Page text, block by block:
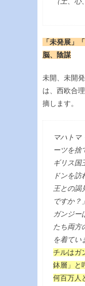
「未発展」
脳、陰謀
未開、未開
は、西欧合
摘します。
マハトマ
ーツを捨
ギリス国
ドンを
王との謁
ですか？
ガンジー
たち両方
を着てい
チルはガ
鉢層」と
何百万人